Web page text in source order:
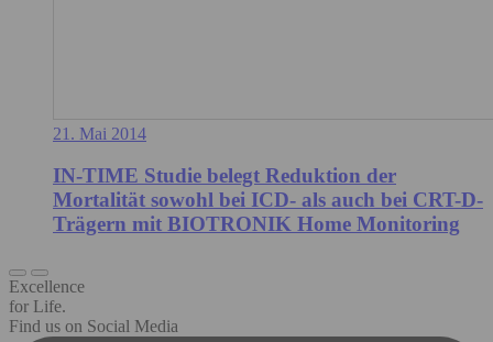
21. Mai 2014
IN-TIME Studie belegt Reduktion der
Mortalität sowohl bei ICD- als auch bei CRT-D-
Trägern mit BIOTRONIK Home Monitoring
Excellence
for Life.
Find us on Social Media